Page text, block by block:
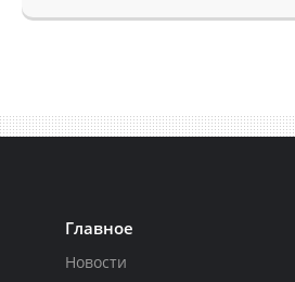
Главное
Новости